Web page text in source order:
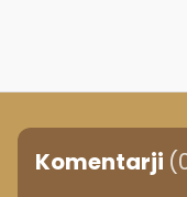
Komentarji